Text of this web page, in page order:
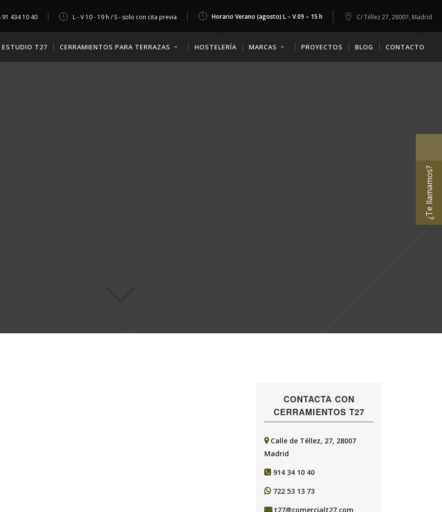
91 434 10 40 L - V 10 - 19 h / S - solo con cita previa Horario Verano (agosto) L – V 09 – 15 h C/ Téllez 27, 28007, Madrid
ESTUDIO T27 CERRAMIENTOS PARA TERRAZAS HOSTELERÍA MARCAS PROYECTOS BLOG CONTACTO
CONTACTA CON
CERRAMIENTOS T27
Calle de Téllez, 27, 28007
Madrid
914 34 10 40
722 53 13 73
t27@comercialt27.com
¿Te llamamos?